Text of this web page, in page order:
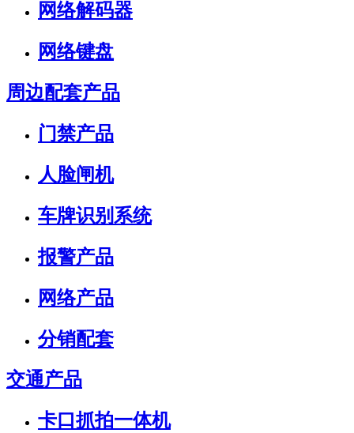
网络解码器
网络键盘
周边配套产品
门禁产品
人脸闸机
车牌识别系统
报警产品
网络产品
分销配套
交通产品
卡口抓拍一体机